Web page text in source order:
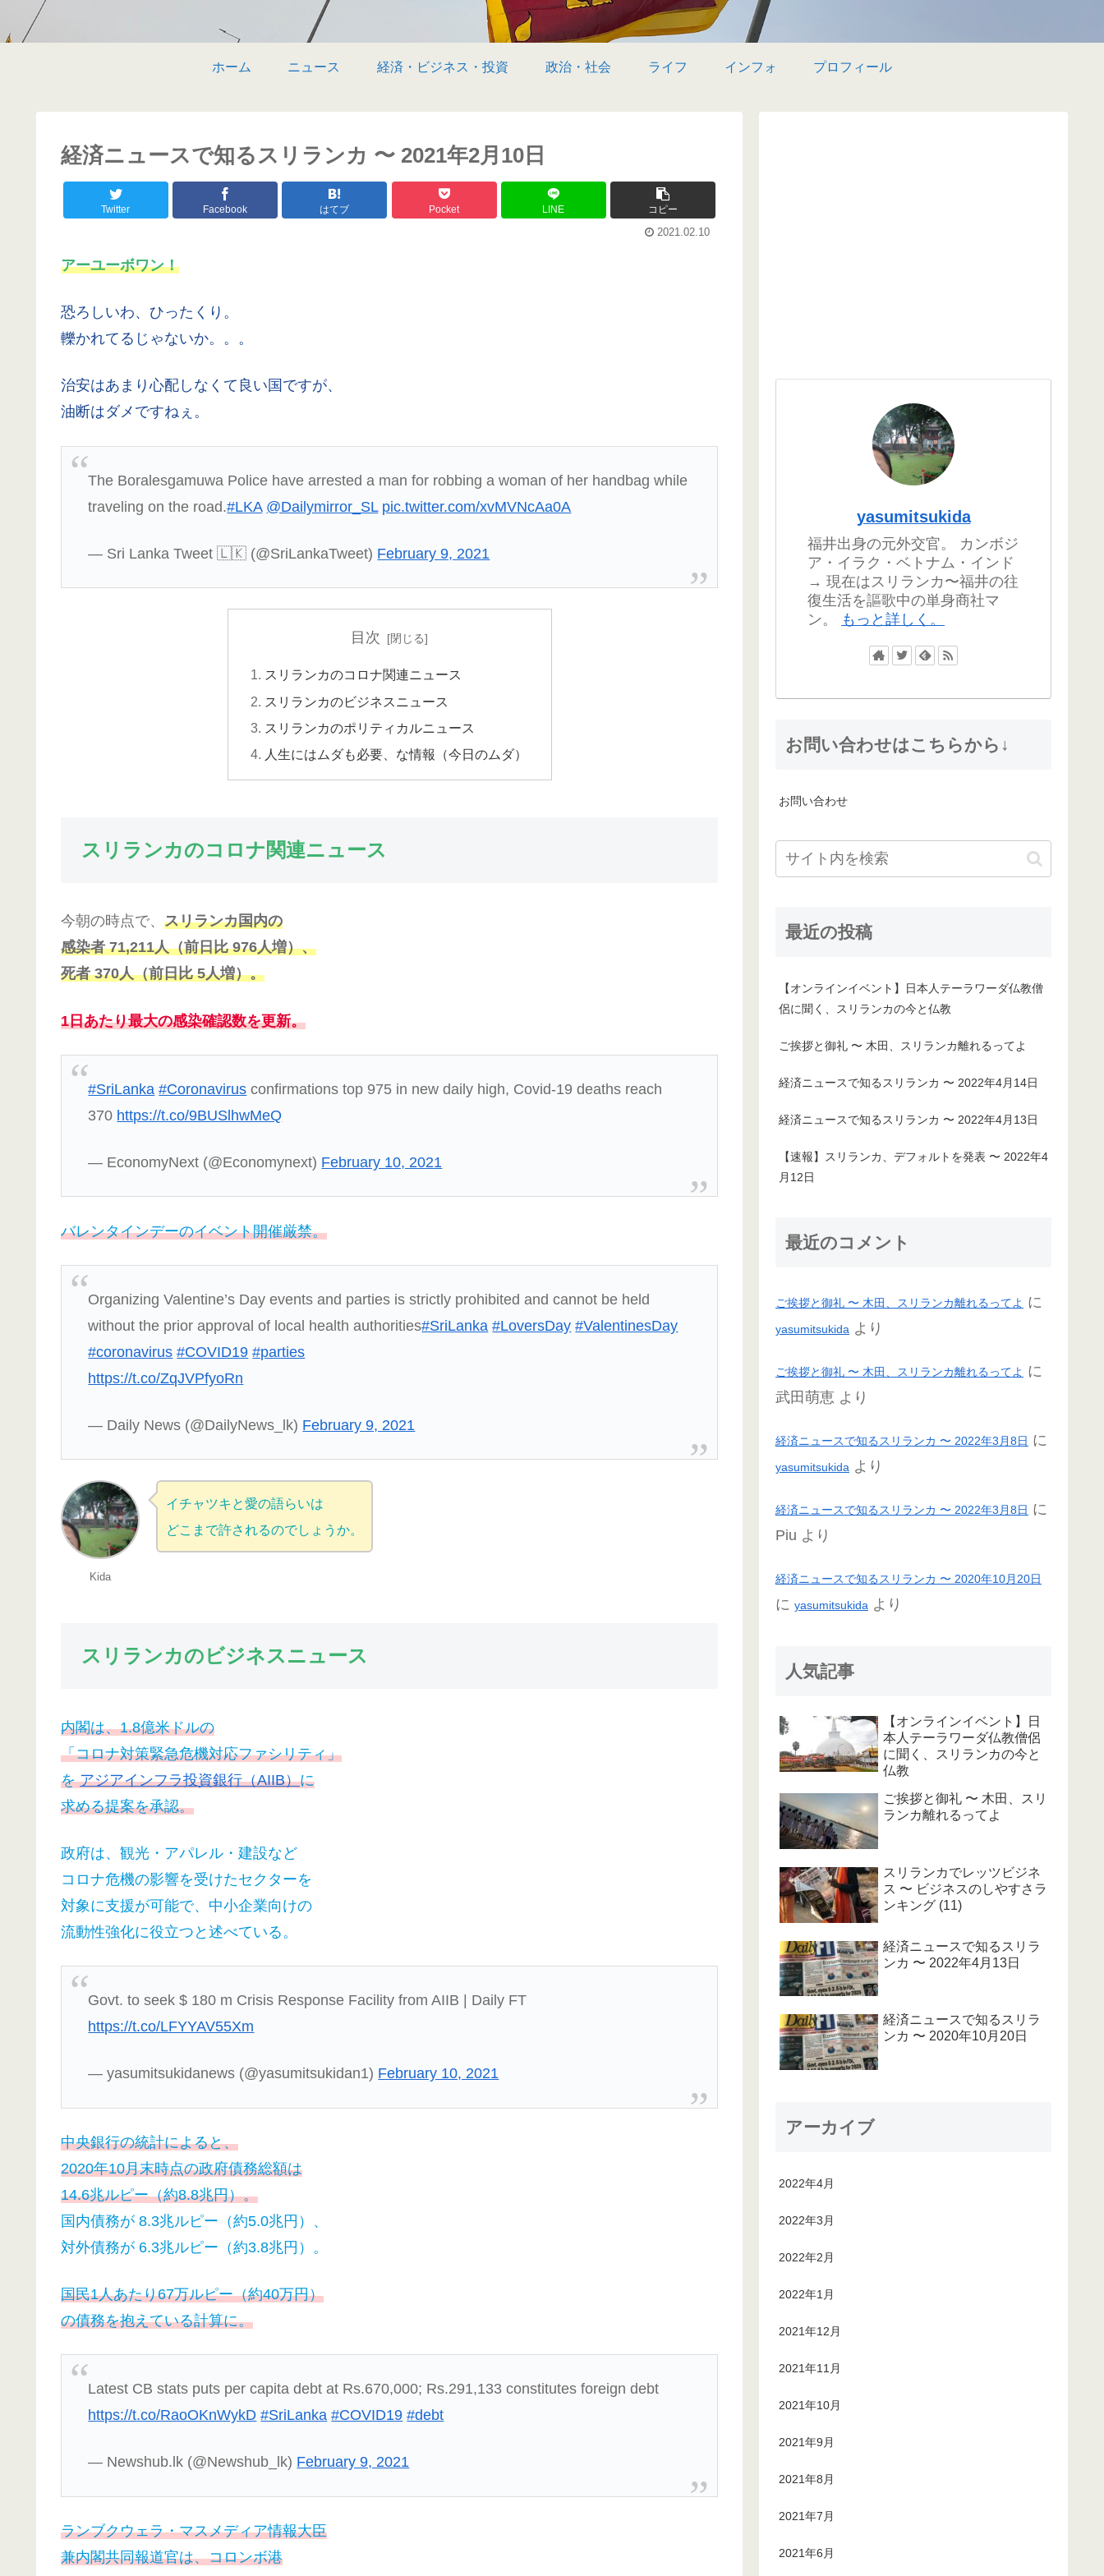
ホーム ニュース 経済・ビジネス・投資 政治・社会 ライフ インフォ プロフィール
経済ニュースで知るスリランカ 〜 2021年2月10日
Twitter Facebook はてブ Pocket LINE コピー
2021.02.10
アーユーボワン！
恐ろしいわ、ひったくり。
轢かれてるじゃないか。。。
治安はあまり心配しなくて良い国ですが、
油断はダメですねぇ。
The Boralesgamuwa Police have arrested a man for robbing a woman of her handbag while
traveling on the road.#LKA @Dailymirror_SL pic.twitter.com/xvMVNcAa0A
— Sri Lanka Tweet 🇱🇰 (@SriLankaTweet) February 9, 2021
目次
スリランカのコロナ関連ニュース
スリランカのビジネスニュース
スリランカのポリティカルニュース
人生にはムダも必要、な情報（今日のムダ）
スリランカのコロナ関連ニュース
今朝の時点で、 スリランカ国内の
感染者 71,211人（前日比 976人増）、
死者 370人（前日比 5人増）。
1日あたり最大の感染確認数を更新。
#SriLanka #Coronavirus confirmations top 975 in new daily high, Covid-19 deaths reach
370 https://t.co/9BUSlhwMeQ
— EconomyNext (@Economynext) February 10, 2021
バレンタインデーのイベント開催厳禁。
Organizing Valentine’s Day events and parties is strictly prohibited and cannot be held
without the prior approval of local health authorities#SriLanka #LoversDay #ValentinesDay
#coronavirus #COVID19 #parties
https://t.co/ZqJVPfyoRn
— Daily News (@DailyNews_lk) February 9, 2021
Kida
イチャツキと愛の語らいは
どこまで許されるのでしょうか。
スリランカのビジネスニュース
内閣は、1.8億米ドルの
「コロナ対策緊急危機対応ファシリティ」
をアジアインフラ投資銀行（AIIB）に
求める提案を承認。
政府は、観光・アパレル・建設など
コロナ危機の影響を受けたセクターを
対象に支援が可能で、中小企業向けの
流動性強化に役立つと述べている。
Govt. to seek $ 180 m Crisis Response Facility from AIIB | Daily FT
https://t.co/LFYYAV55Xm
— yasumitsukidanews (@yasumitsukidan1) February 10, 2021
中央銀行の統計によると、
2020年10月末時点の政府債務総額は
14.6兆ルピー（約8.8兆円）。
国内債務が 8.3兆ルピー（約5.0兆円）、
対外債務が 6.3兆ルピー（約3.8兆円）。
国民1人あたり67万ルピー（約40万円）
の債務を抱えている計算に。
Latest CB stats puts per capita debt at Rs.670,000; Rs.291,133 constitutes foreign debt
https://t.co/RaoOKnWykD #SriLanka #COVID19 #debt
— Newshub.lk (@Newshub_lk) February 9, 2021
ランブクウェラ・マスメディア情報大臣
兼内閣共同報道官は、コロンボ港
yasumitsukida
福井出身の元外交官。 カンボジ
ア・イラク・ベトナム・インド
→ 現在はスリランカ〜福井の往
復生活を謳歌中の単身商社マ
ン。
もっと詳しく。
お問い合わせはこちらから↓
お問い合わせ
最近の投稿
【オンラインイベント】日本人テーラワーダ仏教僧
侶に聞く、スリランカの今と仏教
ご挨拶と御礼 〜 木田、スリランカ離れるってよ
経済ニュースで知るスリランカ 〜 2022年4月14日
経済ニュースで知るスリランカ 〜 2022年4月13日
【速報】スリランカ、デフォルトを発表 〜 2022年4
月12日
最近のコメント
ご挨拶と御礼 〜 木田、スリランカ離れるってよ に
yasumitsukida より
ご挨拶と御礼 〜 木田、スリランカ離れるってよ に
武田萌恵 より
経済ニュースで知るスリランカ 〜 2022年3月8日 に
yasumitsukida より
経済ニュースで知るスリランカ 〜 2022年3月8日 に
Piu より
経済ニュースで知るスリランカ 〜 2020年10月20日
に yasumitsukida より
人気記事
【オンラインイベント】日
本人テーラワーダ仏教僧侶
に聞く、スリランカの今と
仏教
ご挨拶と御礼 〜 木田、スリ
ランカ離れるってよ
スリランカでレッツビジネ
ス 〜 ビジネスのしやすさラ
ンキング (11)
経済ニュースで知るスリラ
ンカ 〜 2022年4月13日
経済ニュースで知るスリラ
ンカ 〜 2020年10月20日
アーカイブ
2022年4月
2022年3月
2022年2月
2022年1月
2021年12月
2021年11月
2021年10月
2021年9月
2021年8月
2021年7月
2021年6月